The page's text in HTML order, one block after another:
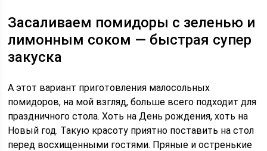
Засаливаем помидоры с зеленью и
лимонным соком — быстрая супер
закуска
А этот вариант приготовления малосольных
помидоров, на мой взгляд, больше всего подходит для
праздничного стола. Хоть на День рождения, хоть на
Новый год. Такую красоту приятно поставить на стол
перед восхищенными гостями. Пряные и остренькие